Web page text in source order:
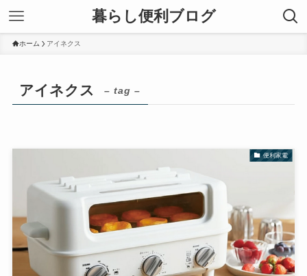
暮らし便利ブログ
ホーム アイネクス
アイネクス – tag –
便利家電